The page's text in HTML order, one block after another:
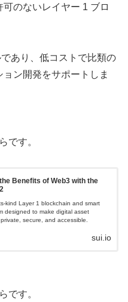
のないレイヤー 1 ブロ
あり、低コストで比類の
ン開発をサポートしま
です。
Benefits of Web3 with the
kind Layer 1 blockchain and smart
designed to make digital asset
secure, and accessible.
sui.io
です。